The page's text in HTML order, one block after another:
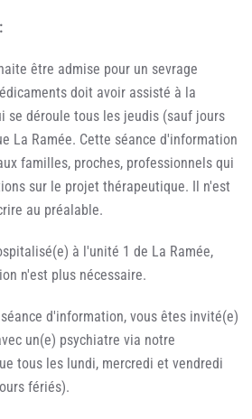
être admise pour un sevrage
doit avoir assisté à la
se déroule tous les jeudis (sauf jours
La Ramée. Cette séance d'information
familles, proches, professionnels qui
sur le projet thérapeutique. Il n'est
au préalable.
à l'unité 1 de La Ramée,
n'est plus nécessaire.
d'information, vous êtes invité(e)
un(e) psychiatre via notre
tous les lundi, mercredi et vendredi
fériés).